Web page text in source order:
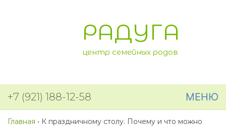
РАДУГА
центр семейных родов
+7 (921) 188-12-58 МЕНЮ
Главная • К праздничному столу. Почему и что можно